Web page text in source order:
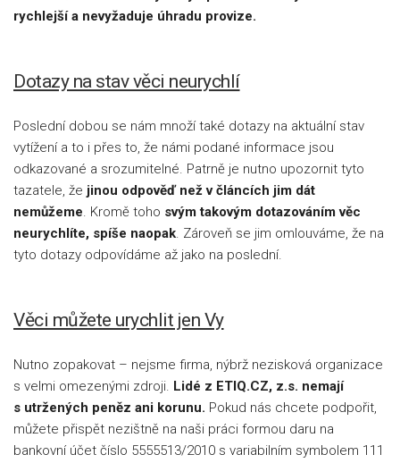
rychlejší a nevyžaduje úhradu provize.
Dotazy na stav věci neurychlí
Poslední dobou se nám množí také dotazy na aktuální stav
vytížení a to i přes to, že námi podané informace jsou
odkazované a srozumitelné. Patrně je nutno upozornit tyto
tazatele, že jinou odpověď než v článcích jim dát
nemůžeme. Kromě toho svým takovým dotazováním věc
neurychlíte, spíše naopak. Zároveň se jim omlouváme, že na
tyto dotazy odpovídáme až jako na poslední.
Věci můžete urychlit jen Vy
Nutno zopakovat – nejsme firma, nýbrž nezisková organizace
s velmi omezenými zdroji. Lidé z ETIQ.CZ, z.s. nemají
s utržených peněz ani korunu. Pokud nás chcete podpořit,
můžete přispět nezištně na naši práci formou daru na
bankovní účet číslo 5555513/2010 s variabilním symbolem 111